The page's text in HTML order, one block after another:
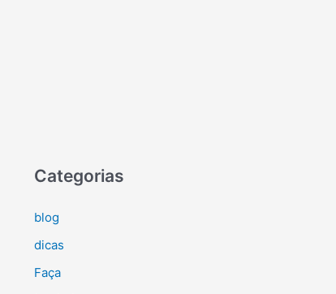
Categorias
blog
dicas
Faça